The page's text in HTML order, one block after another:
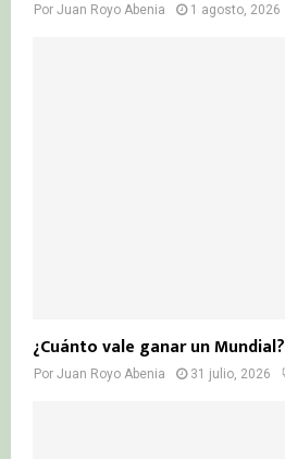
Por Juan Royo Abenia 1 agosto, 2026
¿Cuánto vale ganar un Mundial?
Por Juan Royo Abenia 31 julio, 2026